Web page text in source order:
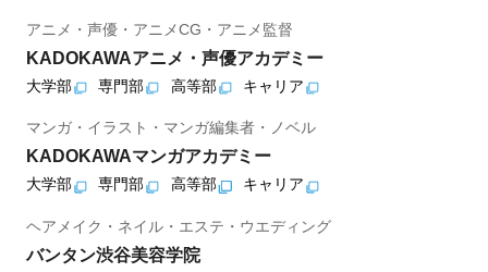
アニメ・声優・アニメCG・アニメ監督
KADOKAWAアニメ・声優アカデミー
大学部 専門部 高等部 キャリア
マンガ・イラスト・マンガ編集者・ノベル
KADOKAWAマンガアカデミー
大学部 専門部 高等部 キャリア
ヘアメイク・ネイル・エステ・ウエディング
バンタン渋谷美容学院